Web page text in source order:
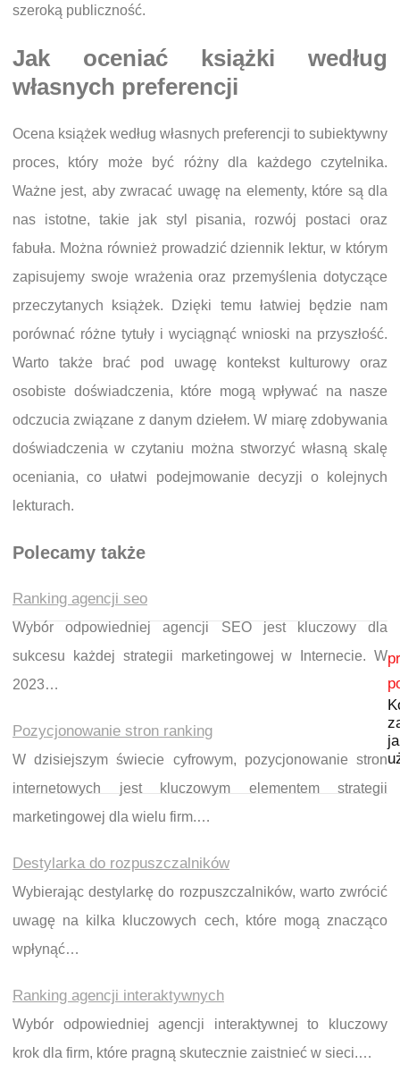
szeroką publiczność.
Jak oceniać książki według
własnych preferencji
Ocena książek według własnych preferencji to subiektywny
proces, który może być różny dla każdego czytelnika.
Ważne jest, aby zwracać uwagę na elementy, które są dla
nas istotne, takie jak styl pisania, rozwój postaci oraz
fabuła. Można również prowadzić dziennik lektur, w którym
zapisujemy swoje wrażenia oraz przemyślenia dotyczące
przeczytanych książek. Dzięki temu łatwiej będzie nam
porównać różne tytuły i wyciągnąć wnioski na przyszłość.
Warto także brać pod uwagę kontekst kulturowy oraz
osobiste doświadczenia, które mogą wpływać na nasze
odczucia związane z danym dziełem. W miarę zdobywania
doświadczenia w czytaniu można stworzyć własną skalę
oceniania, co ułatwi podejmowanie decyzji o kolejnych
lekturach.
Polecamy także
Ranking agencji seo
Wybór odpowiedniej agencji SEO jest kluczowy dla
sukcesu każdej strategii marketingowej w Internecie. W
2023…
Pozycjonowanie stron ranking
W dzisiejszym świecie cyfrowym, pozycjonowanie stron
internetowych jest kluczowym elementem strategii
marketingowej dla wielu firm.…
Destylarka do rozpuszczalników
Wybierając destylarkę do rozpuszczalników, warto zwrócić
uwagę na kilka kluczowych cech, które mogą znacząco
wpłynąć…
Ranking agencji interaktywnych
Wybór odpowiedniej agencji interaktywnej to kluczowy
krok dla firm, które pragną skutecznie zaistnieć w sieci.…
Nawigacja wpisu